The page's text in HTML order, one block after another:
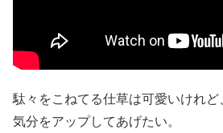
駄々をこねてる仕草は可愛いけれ
気分をアップしてあげたい。